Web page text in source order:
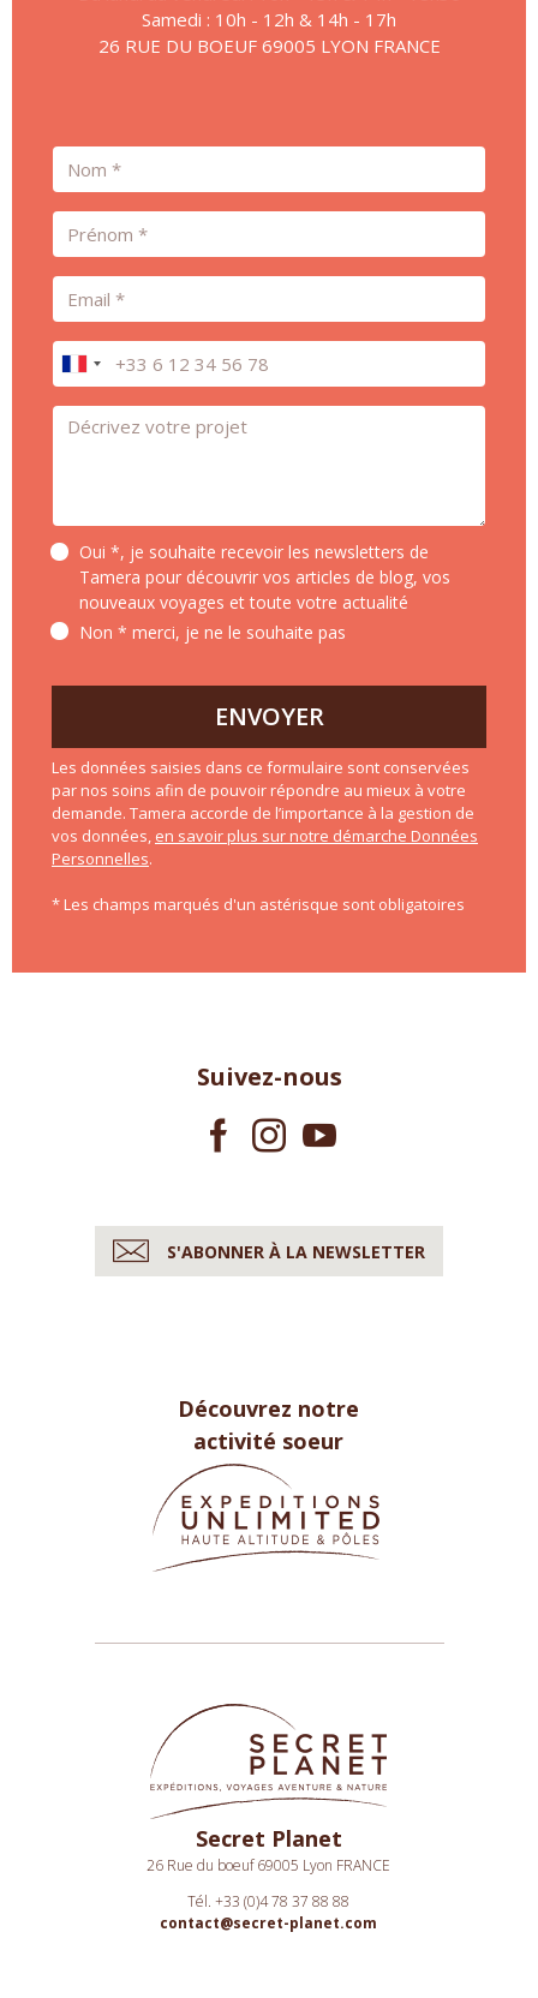
Samedi : 10h - 12h & 14h - 17h
26 RUE DU BOEUF 69005 LYON FRANCE
Nom
Prénom
Email
Téléphone
Message *
Oui *, je souhaite recevoir les newsletters de
Tamera pour découvrir vos articles de blog, vos
nouveaux voyages et toute votre actualité
Non * merci, je ne le souhaite pas
ENVOYER
Les données saisies dans ce formulaire sont conservées
par nos soins afin de pouvoir répondre au mieux à votre
demande. Tamera accorde de l’importance à la gestion de
vos données, en savoir plus sur notre démarche Données
Personnelles.
* Les champs marqués d'un astérisque sont obligatoires
Suivez-nous
S'ABONNER À LA NEWSLETTER
Découvrez notre
activité soeur
Secret Planet
26 Rue du boeuf 69005 Lyon FRANCE
Tél. +33 (0)4 78 37 88 88
contact@secret-planet.com